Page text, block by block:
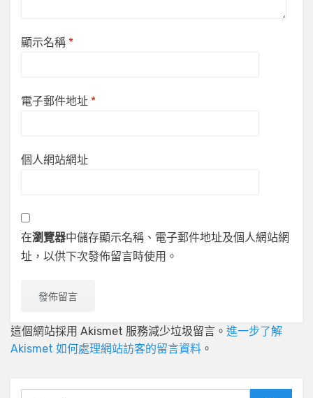
顯示名稱 *
電子郵件地址 *
個人網站網址
在瀏覽器中儲存顯示名稱、電子郵件地址及個人網站網
址，以供下次發佈留言時使用。
這個網站採用 Akismet 服務減少垃圾留言。 進一步了解
Akismet 如何處理網站訪客的留言資料 。